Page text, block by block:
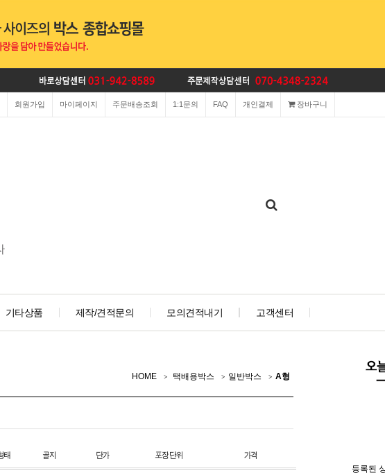
장바구니
개인결제
FAQ
1:1문의
주문배송조회
마이페이지
회원가입
기타상품 제작/견적문의 모의견적내기 고객센터
HOME 택배용박스 일반박스 A형
등록된